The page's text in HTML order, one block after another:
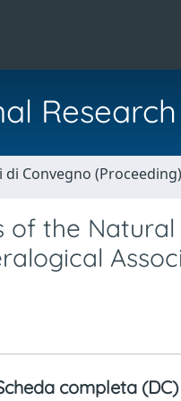
Convegno (Proceeding)
the
completa (DC)